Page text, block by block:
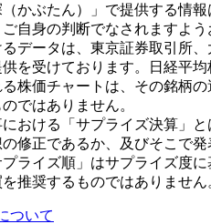
かぶたん）」で提供する情
自身の判断でなされますよう
データは、東京証券取引所、
を受けております。日経平
株価チャートは、その銘柄
ではありません。
おける「サプライズ決算」
修正であるか、及びそこで
ライズ順」はサプライズ度
推奨するものではありません
ついて